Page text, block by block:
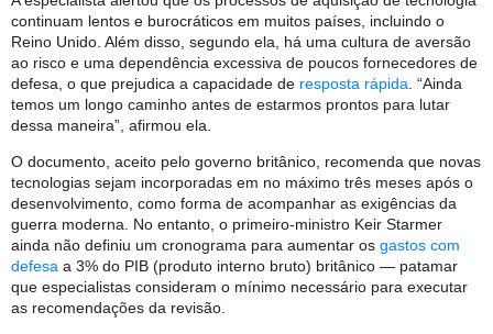
continuam lentos e burocráticos em muitos países, incluindo o
Reino Unido. Além disso, segundo ela, há uma cultura de aversão
ao risco e uma dependência excessiva de poucos fornecedores de
defesa, o que prejudica a capacidade de resposta rápida . “Ainda
temos um longo caminho antes de estarmos prontos para lutar
dessa maneira”, afirmou ela.
O documento, aceito pelo governo britânico, recomenda que novas
tecnologias sejam incorporadas em no máximo três meses após o
desenvolvimento, como forma de acompanhar as exigências da
guerra moderna. No entanto, o primeiro-ministro Keir Starmer
ainda não definiu um cronograma para aumentar os gastos com
defesa a 3% do PIB (produto interno bruto) britânico — patamar
que especialistas consideram o mínimo necessário para executar
as recomendações da revisão.